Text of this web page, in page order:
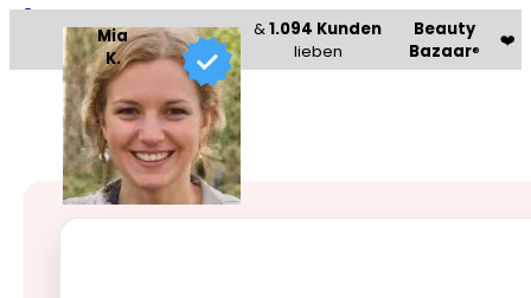
0
Mia
K.
&1.094 Kunden
lieben
Beauty
Bazaar® ❤️